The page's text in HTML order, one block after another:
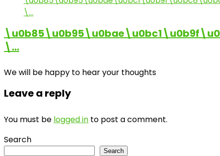
\…
We will be happy to hear your thoughts
Leave a reply
You must be logged in to post a comment.
Search
Search